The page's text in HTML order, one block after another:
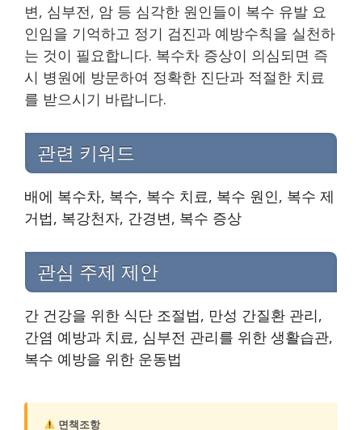
변, 심부전, 암 등 심각한 원인들이 복수 유발 요
인임을 기억하고 정기 검진과 예방수칙을 실천하
는 것이 필요합니다. 복수차 증상이 의심되면 즉
시 병원에 방문하여 정확한 진단과 적절한 치료
를 받으시기 바랍니다.
관련 키워드
배에 복수차, 복수, 복수 치료, 복수 원인, 복수 제
거법, 복강천자, 간경변, 복수 증상
관심 주제 제안
간 건강을 위한 식단 조절법, 만성 간질환 관리,
간염 예방과 치료, 심부전 관리를 위한 생활습관,
복수 예방을 위한 운동법
면책조항